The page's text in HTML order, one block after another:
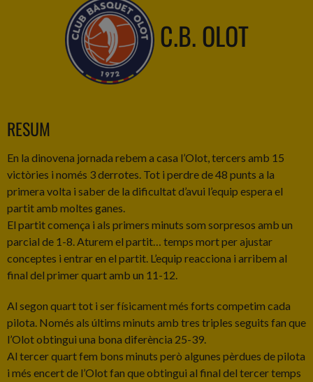
C.B. OLOT
RESUM
En la dinovena jornada rebem a casa l’Olot, tercers amb 15
victòries i només 3 derrotes. Tot i perdre de 48 punts a la
primera volta i saber de la dificultat d’avui l’equip espera el
partit amb moltes ganes.
El partit comença i als primers minuts som sorpresos amb un
parcial de 1-8. Aturem el partit… temps mort per ajustar
conceptes i entrar en el partit. L’equip reacciona i arribem al
final del primer quart amb un 11-12.
Al segon quart tot i ser físicament més forts competim cada
pilota. Només als últims minuts amb tres triples seguits fan que
l’Olot obtingui una bona diferència 25-39.
Al tercer quart fem bons minuts però algunes pèrdues de pilota
i més encert de l’Olot fan que obtingui al final del tercer temps